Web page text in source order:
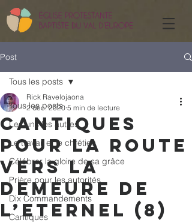
Post
Tous les posts
Les uns les autres
Le travail et le chrétien
Célébrer la gloire de sa grâce
Prière pour les autorités
Dix Commandements
Cantiques
Tous les posts
Cantiques
pour la route
vers la
demeure de
l’Eternel (8)
Rick Ravelojaona
2 déc. 2020 5 min de lecture